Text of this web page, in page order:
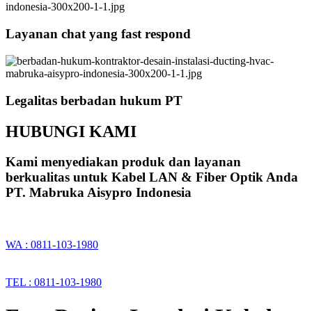
Layanan chat yang fast respond
Legalitas berbadan hukum PT
HUBUNGI KAMI
Kami menyediakan produk dan layanan
berkualitas untuk Kabel LAN & Fiber Optik Anda
PT. Mabruka Aisypro Indonesia
WA : 0811-103-1980
TEL : 0811-103-1980